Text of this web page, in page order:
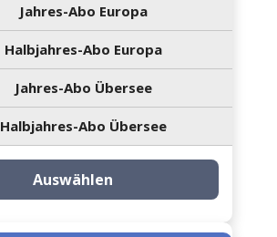
Jahres-Abo Europa
Halbjahres-Abo Europa
Jahres-Abo Übersee
Halbjahres-Abo Übersee
Auswählen